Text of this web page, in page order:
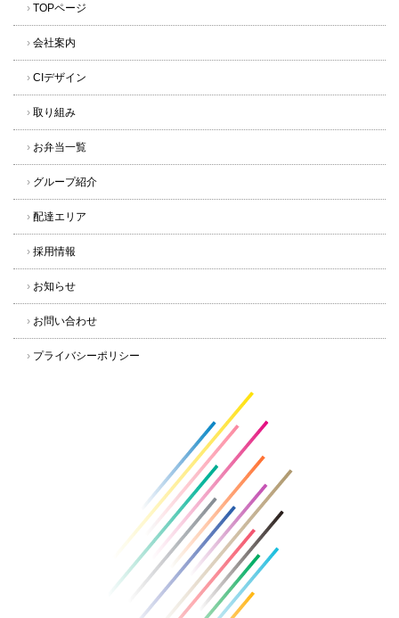
› TOPページ
› 会社案内
› CIデザイン
› 取り組み
› お弁当一覧
› グループ紹介
› 配達エリア
› 採用情報
› お知らせ
› お問い合わせ
› プライバシーポリシー